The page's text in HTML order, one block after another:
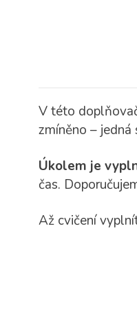
V této
zmíněno –
Úkolem je
čas.
Až cvičení